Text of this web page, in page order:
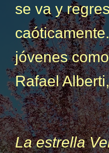
se va y
jóvenes
Rafael
La estrella